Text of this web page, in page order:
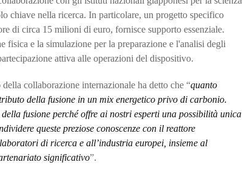
chiave nella ricerca. In particolare, un progetto specifico
di circa 15 milioni di euro, fornisce supporto essenziale.
fisica e la simulazione per la preparazione e l'analisi degli
attiva alle operazioni del dispositivo.
collaborazione internazionale ha detto che “quanto
della fusione in un mix energetico privo di carbonio.
fusione perché offre ai nostri esperti una possibilità unica
queste preziose conoscenze con il reattore
di ricerca e all’industria europei, insieme al
significativo”.